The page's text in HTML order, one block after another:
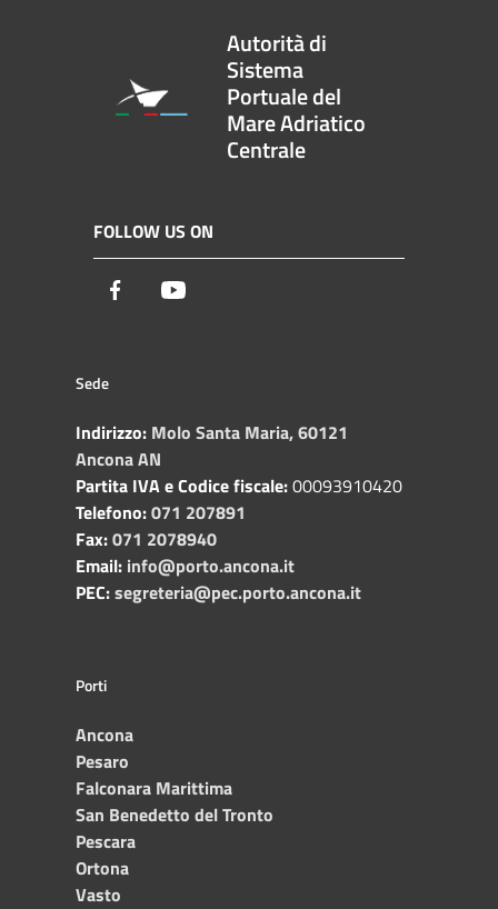
Autorità di
Sistema
Portuale del
Mare Adriatico
Centrale
FOLLOW US ON
Facebook
Sede
Indirizzo: Molo Santa Maria, 60121
Ancona AN
Partita IVA e Codice fiscale:00093910420
Telefono:071 207891
Fax:071 2078940
Email: info@porto.ancona.it
PEC:segreteria@pec.porto.ancona.it
Porti
Ancona
Pesaro
Falconara Marittima
San Benedetto del Tronto
Pescara
Ortona
Vasto